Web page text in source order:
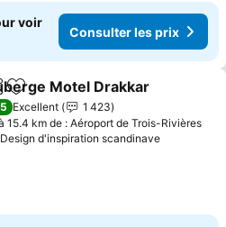
voir
Consulter les prix
Ajouter à mes favoris
Motel Drakkar
Excellent
1 423
15.4 km de : Aéroport de Trois-Rivières
Design d'inspiration scandinave